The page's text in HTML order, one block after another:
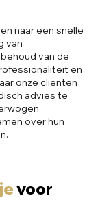
naar een snelle
van
van de
en
onze cliënten
advies te
over hun
voor